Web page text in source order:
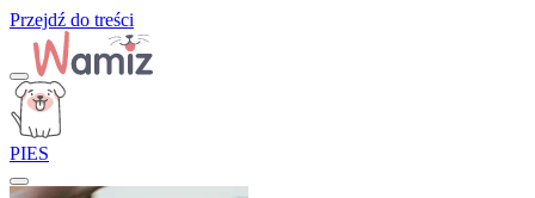
Przejdź do treści
PIES